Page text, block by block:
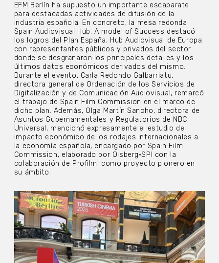
EFM Berlín ha supuesto un importante escaparate
para destacadas actividades de difusión de la
industria española. En concreto, la mesa redonda
Spain Audiovisual Hub: A model of Success destacó
los logros del Plan España, Hub Audiovisual de Europa
con representantes públicos y privados del sector
donde se desgranaron los principales detalles y los
últimos datos económicos derivados del mismo.
Durante el evento, Carla Redondo Galbarriatu,
directora general de Ordenación de los Servicios de
Digitalización y de Comunicación Audiovisual, remarcó
el trabajo de Spain Film Commission en el marco de
dicho plan. Además, Olga Martín Sancho, directora de
Asuntos Gubernamentales y Regulatorios de NBC
Universal, mencionó expresamente el estudio del
impacto económico de los rodajes internacionales a
la economía española, encargado por Spain Film
Commission, elaborado por Olsberg·SPI con la
colaboración de Profilm, como proyecto pionero en
su ámbito.